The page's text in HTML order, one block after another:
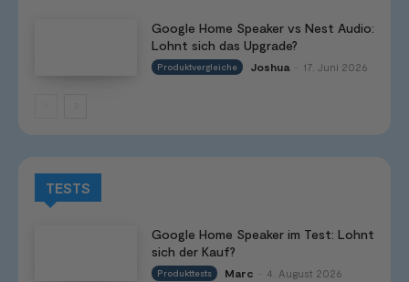
Google Home Speaker vs Nest Audio:
Lohnt sich das Upgrade?
Produktvergleiche Joshua 17. Juni 2026
TESTS
Google Home Speaker im Test: Lohnt
sich der Kauf?
Produkttests Marc 4. August 2026